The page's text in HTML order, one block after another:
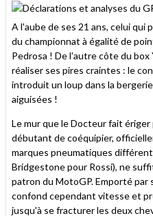
A l'aube de ses 21 ans, celui qui
du championnat à égalité de
Pedrosa ! De l'autre côte du box
réaliser ses pires craintes : le
introduit un loup dans la
aiguisées !
Le mur que le Docteur fait
débutant de coéquipier,
marques pneumatiques
Bridgestone pour Rossi), ne
patron du MotoGP. Emporté
confond cependant vitesse et
jusqu'à se fracturer les deux